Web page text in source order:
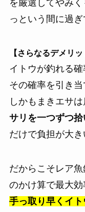
を厳選してやみ
っという間に過ぎ
【さらなるデメリッ
イトウが釣れる
その確率を引き当
しかもまきエサ
サリを一つずつ
だけで負担が大き
だからこそレア魚
のかけ算で最大効
手っ取り早くイ